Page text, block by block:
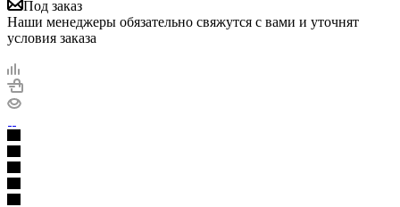
Под заказ
Наши менеджеры обязательно свяжутся с вами и уточнят
условия заказа